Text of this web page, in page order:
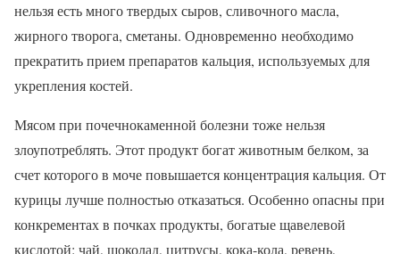
нельзя есть много твердых сыров, сливочного масла,
жирного творога, сметаны. Одновременно необходимо
прекратить прием препаратов кальция, используемых для
укрепления костей.
Мясом при почечнокаменной болезни тоже нельзя
злоупотреблять. Этот продукт богат животным белком, за
счет которого в моче повышается концентрация кальция. От
курицы лучше полностью отказаться. Особенно опасны при
конкрементах в почках продукты, богатые щавелевой
кислотой: чай, шоколад, цитрусы, кока-кола, ревень,